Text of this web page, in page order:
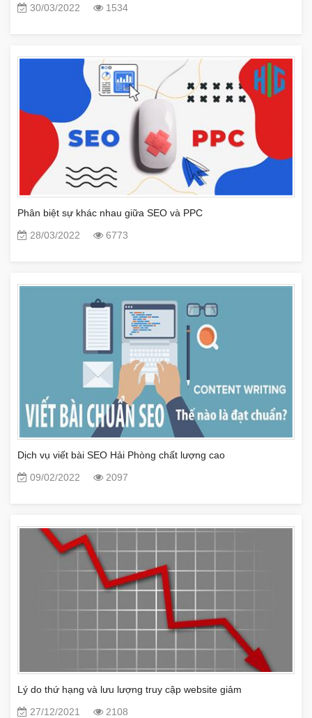
30/03/2022 1534
Phân biệt sự khác nhau giữa SEO và PPC
28/03/2022
6773
Dịch vụ viết bài SEO Hải Phòng chất lượng cao
09/02/2022
2097
Lý do thứ hạng và lưu lượng truy cập website giảm
27/12/2021
2108